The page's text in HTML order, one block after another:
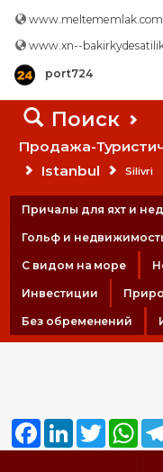
www.meltememlak.com
www.xn--
port724
Поиск
Продажа-
Istanbul Silivri
Причалы для яхт и
Гольф и
С видом на море
Инвестиции
Без обременений
FacebookLinkedInTwitter